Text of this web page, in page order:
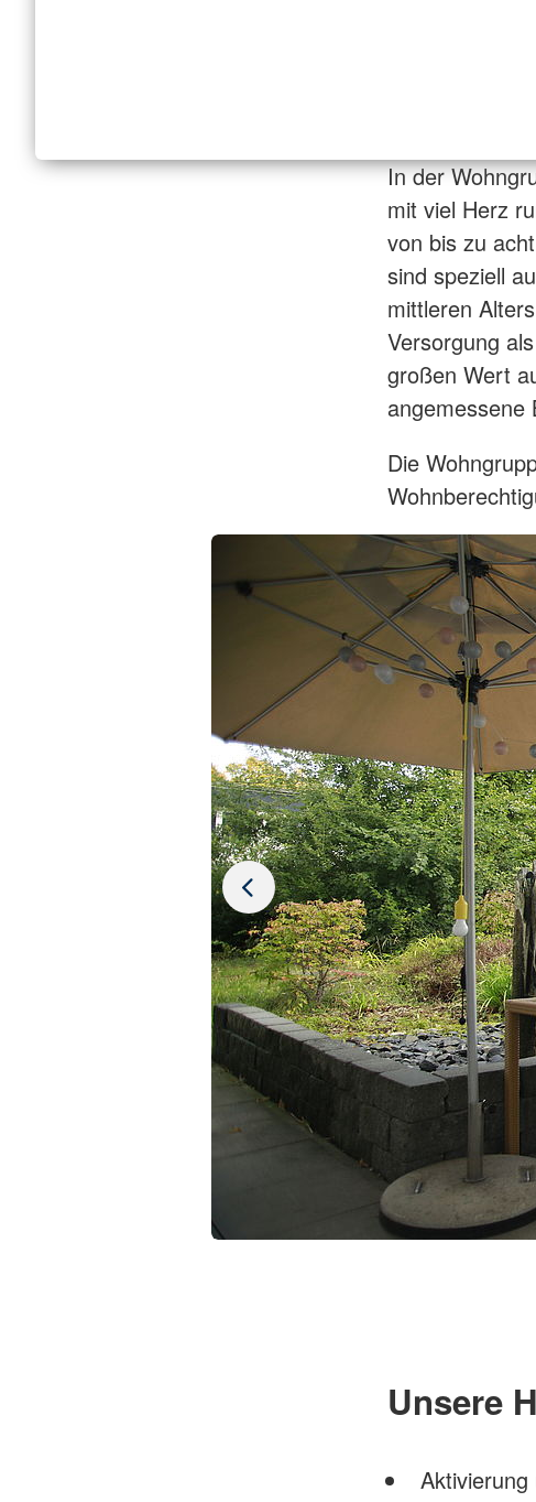
In der
mit viel Herz
von bis zu
sind speziell
mittleren
Versorgung
großen Wert
angemessene
Die
Unsere